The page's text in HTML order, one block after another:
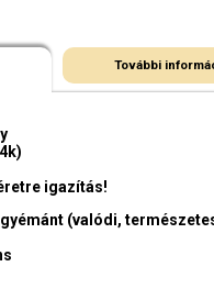
További
igazítás!
(valódi,